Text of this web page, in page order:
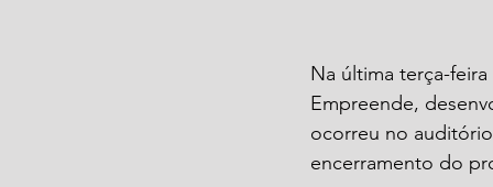
Na última terça-
Empreende,
ocorreu no
encerramento do